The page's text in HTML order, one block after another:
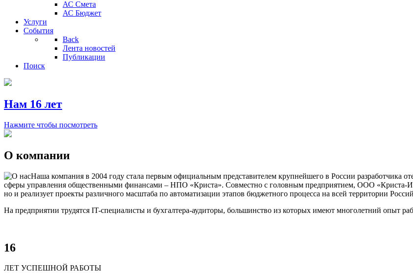
АС Смета
АС Бюджет
Услуги
События
Back
Лента новостей
Публикации
Поиск
Нам 16 лет
Нажмите чтобы посмотреть
О компании
Наша компания в 2004 году стала первым официальным представителем крупнейшего в России разработчика
сферы управления общественными финансами – НПО «Криста». Совместно с головным предприятием, ООО «Криста-
но и реализует проекты различного масштаба по автоматизации этапов бюджетного процесса на всей территории
На предприятии трудятся IT-специалисты и бухгалтера-аудиторы, большинство из которых имеют многолетний опыт
16
ЛЕТ УСПЕШНОЙ РАБОТЫ